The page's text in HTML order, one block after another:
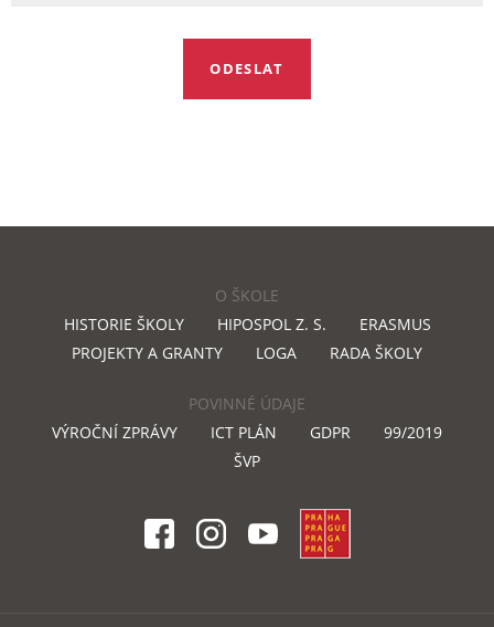
O ŠKOLE
HISTORIE ŠKOLY
HIPOSPOL Z. S.
ERASMUS
PROJEKTY A GRANTY
LOGA RADA ŠKOLY
POVINNÉ ÚDAJE
VÝROČNÍ ZPRÁVY
ICT PLÁN GDPR
99/2019
ŠVP